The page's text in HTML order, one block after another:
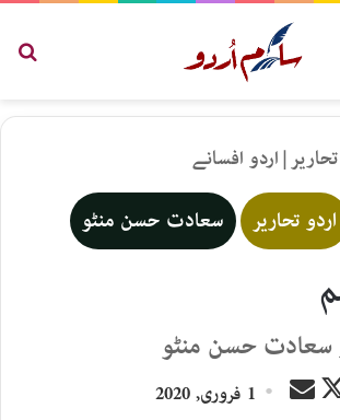
|اردو افسانے
اردو تحاریر سعادت حسن منٹو
سعادت حسن منٹو
Follow
Send 1 فروری, 2020